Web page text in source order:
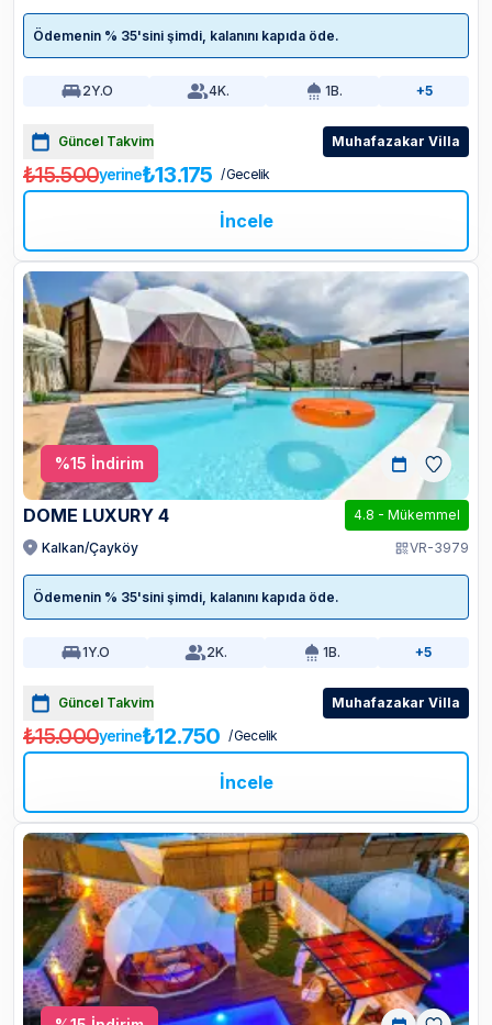
Ödemenin % 35'sini şimdi, kalanını kapıda öde.
2Y.O 4K. 1B. +5
Güncel Takvim Muhafazakar Villa
₺15.500yerine₺13.175 / Gecelik
İncele
%15 İndirim
DOME LUXURY 4 4.8 - Mükemmel
Kalkan/Çayköy
VR-3979
Ödemenin % 35'sini şimdi, kalanını kapıda öde.
1Y.O 2K. 1B. +5
Güncel Takvim Muhafazakar Villa
₺15.000yerine₺12.750 / Gecelik
İncele